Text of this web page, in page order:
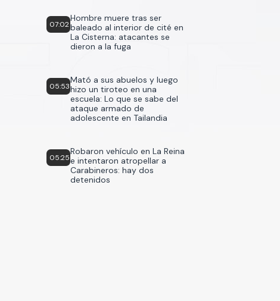
07:02
Hombre muere tras ser
baleado al interior de cité en
La Cisterna: atacantes se
dieron a la fuga
05:53
Mató a sus abuelos y luego
hizo un tiroteo en una
escuela: Lo que se sabe del
ataque armado de
adolescente en Tailandia
05:25
Robaron vehículo en La Reina
e intentaron atropellar a
Carabineros: hay dos
detenidos